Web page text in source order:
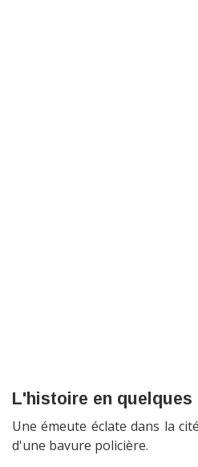
L'histoire en quelques
Une émeute éclate dans la
d'une bavure policière.